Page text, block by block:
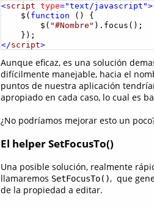
<script type="text/javascript">
$( function () {
$( "#Nombre" ).focus();
</script>
Aunque eficaz, es una solución
difícilmente manejable, hacia el
puntos de nuestra aplicación
apropiado en cada caso, lo cual es
¿No podríamos mejorar esto un
El helper SetFocusTo()
Una posible solución, realmente
llamaremos SetFocusTo(), que
de la propiedad a editar.